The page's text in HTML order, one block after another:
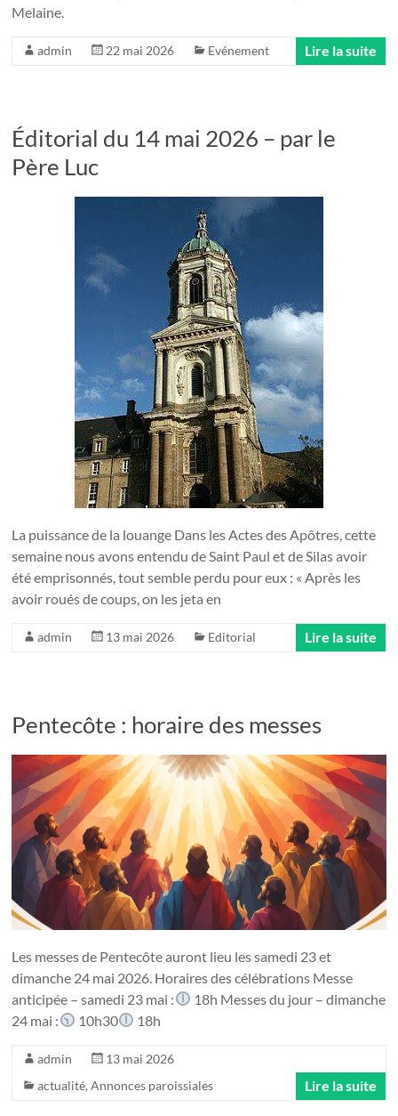
Melaine.
admin 22 mai 2026 Evénement Lire la suite
Éditorial du 14 mai 2026 – par le
Père Luc
La puissance de la louange Dans les Actes des Apôtres, cette
semaine nous avons entendu de Saint Paul et de Silas avoir
été emprisonnés, tout semble perdu pour eux : « Après les
avoir roués de coups, on les jeta en
admin 13 mai 2026 Editorial Lire la suite
Pentecôte : horaire des messes
Les messes de Pentecôte auront lieu les samedi 23 et
dimanche 24 mai 2026. Horaires des célébrations Messe
anticipée – samedi 23 mai :
18h Messes du jour – dimanche
24 mai :
10h30 18h
admin
13 mai 2026
actualité,Annonces paroissiales Lire la suite